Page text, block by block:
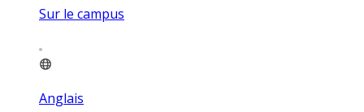
Sur le campus
Anglais